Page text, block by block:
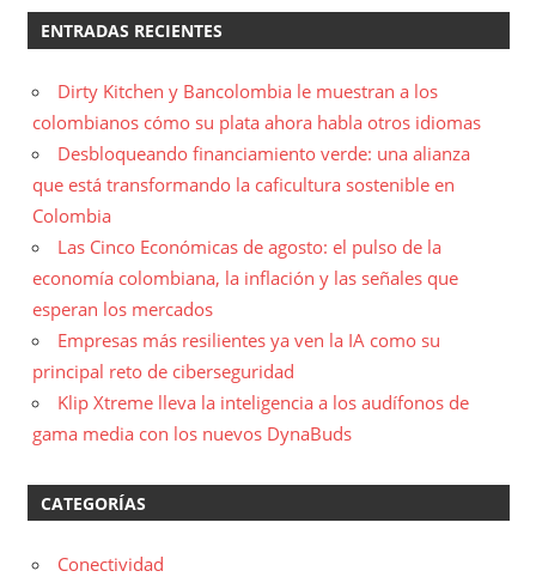
ENTRADAS RECIENTES
Dirty Kitchen y Bancolombia le muestran a los
colombianos cómo su plata ahora habla otros idiomas
Desbloqueando financiamiento verde: una alianza
que está transformando la caficultura sostenible en
Colombia
Las Cinco Económicas de agosto: el pulso de la
economía colombiana, la inflación y las señales que
esperan los mercados
Empresas más resilientes ya ven la IA como su
principal reto de ciberseguridad
Klip Xtreme lleva la inteligencia a los audífonos de
gama media con los nuevos DynaBuds
CATEGORÍAS
Conectividad